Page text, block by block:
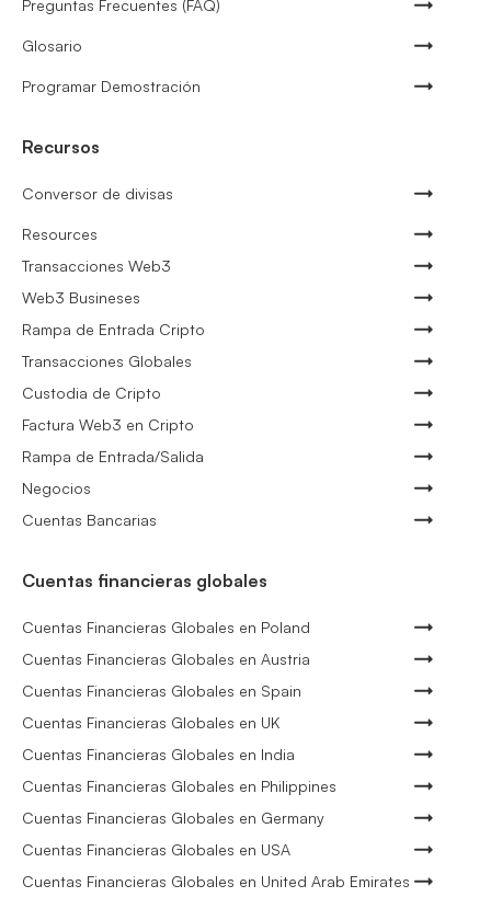
Preguntas Frecuentes (FAQ)
Glosario
Programar Demostración
Recursos
Conversor de divisas
Resources
Transacciones Web3
Web3 Busineses
Rampa de Entrada Cripto
Transacciones Globales
Custodia de Cripto
Factura Web3 en Cripto
Rampa de Entrada/Salida
Negocios
Cuentas Bancarias
Cuentas financieras globales
Cuentas Financieras Globales en Poland
Cuentas Financieras Globales en Austria
Cuentas Financieras Globales en Spain
Cuentas Financieras Globales en UK
Cuentas Financieras Globales en India
Cuentas Financieras Globales en Philippines
Cuentas Financieras Globales en Germany
Cuentas Financieras Globales en USA
Cuentas Financieras Globales en United Arab Emirates